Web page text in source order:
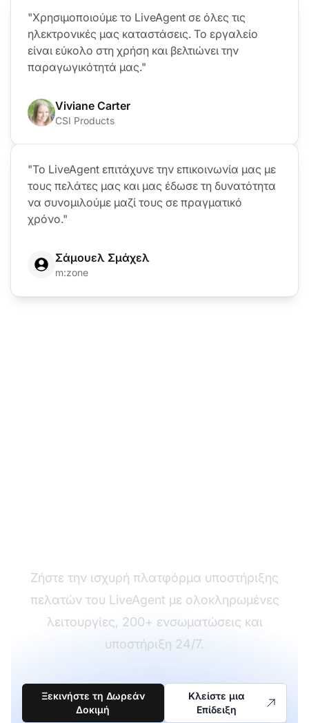
"Χρησιμοποιούμε το LiveAgent σε όλες τις
ηλεκτρονικές μας καταστάσεις. Το εργαλείο
είναι εύκολο στη χρήση και βελτιώνει την
παραγωγικότητά μας."
Viviane Carter
CSI Products
"Το LiveAgent επιτάχυνε την επικοινωνία μας με
τους πελάτες μας και μας έδωσε τη δυνατότητα
να συνομιλούμε μαζί τους σε πραγματικό
χρόνο."
Σάμουελ Σμάχελ
m:zone
Ζήστε την ισχυρή πλατφόρμα υποστήριξης
πελατών του LiveAgent με ολοκληρωμένες
λειτουργίες, 200+ ενσωματώσεις και
υποστήριξη 24/7.
Ξεκινήστε τη Δωρεάν
Δοκιμή
Κλείστε μια
Επίδειξη